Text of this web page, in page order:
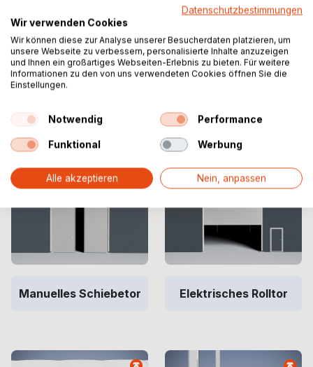
Transparentes PVC
Manuelles Schiebetor Elektrisches Rolltor
Datenschutzbestimmungen
Wir verwenden Cookies
Wir können diese zur Analyse unserer Besucherdaten platzieren, um
unsere Webseite zu verbessern, personalisierte Inhalte anzuzeigen
und Ihnen ein großartiges Webseiten-Erlebnis zu bieten. Für weitere
Informationen zu den von uns verwendeten Cookies öffnen Sie die
Einstellungen.
Notwendig Performance
Funktional Werbung
Alle akzeptieren Nein, anpassen